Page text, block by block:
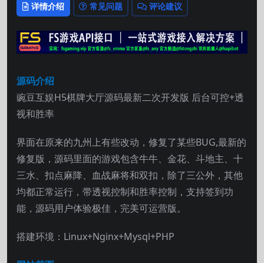
详情介绍 常见问题 评论建议
源码介绍
豌豆互娱H5棋牌大厅源码最新二次开发版 后台可控+透
视和胜率
界面在原来的九州上有些改动，修复了某些BUG,最新的
修复版，源码里面的游戏包含牛牛、金花、斗地主、十
三水、扣点麻降、血战麻将和双扣，除了三公外，其他
均都正常运行，带透视控制和胜率控制，支持签到功
能，源码用户体验极佳，完美可运营版。
搭建环境：Linux+Nginx+Mysql+PHP